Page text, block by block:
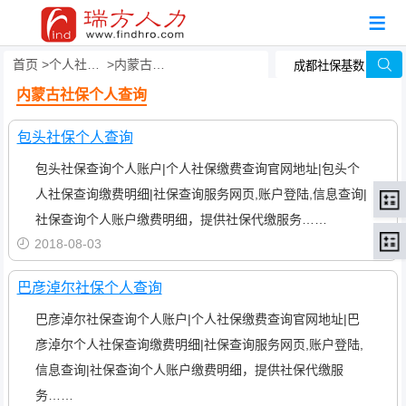
首页 个人社保查询 内蒙古社保个人查询
内蒙古社保个人查询
包头社保个人查询
包头社保查询个人账户|个人社保缴费查询官网地址|包头个
人社保查询缴费明细|社保查询服务网页,账户登陆,信息查询|
社保查询个人账户缴费明细，提供社保代缴服务……
2018-08-03
巴彦淖尔社保个人查询
巴彦淖尔社保查询个人账户|个人社保缴费查询官网地址|巴
彦淖尔个人社保查询缴费明细|社保查询服务网页,账户登陆,
信息查询|社保查询个人账户缴费明细，提供社保代缴服
务……